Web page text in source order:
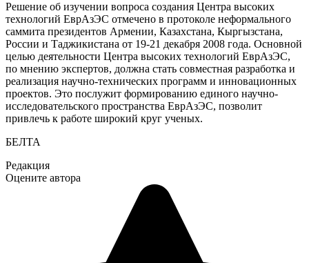
Решение об изучении вопроса создания Центра высоких
технологий ЕврАзЭС отмечено в протоколе неформального
саммита президентов Армении, Казахстана, Кыргызстана,
России и Таджикистана от 19-21 декабря 2008 года. Основной
целью деятельности Центра высоких технологий ЕврАзЭС,
по мнению экспертов, должна стать совместная разработка и
реализация научно-технических программ и инновационных
проектов. Это послужит формированию единого научно-
исследовательского пространства ЕврАзЭС, позволит
привлечь к работе широкий круг ученых.
БЕЛТА
Редакция
Оцените автора